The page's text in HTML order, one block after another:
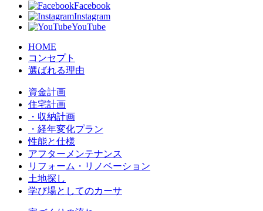
Facebook
Instagram
YouTube
HOME
コンセプト
選ばれる理由
資金計画
住宅計画
・収納計画
・経年変化プラン
性能と仕様
アフターメンテナンス
リフォーム・リノベーション
土地探し
学び場としてのカーサ